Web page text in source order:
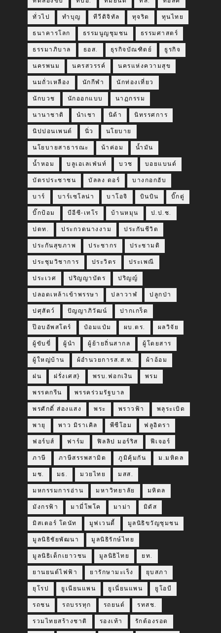
ทั่วไป ทำบุญ ทีวีดิจิทัล ทุจริต ทุนไทย
ธนาคารโลก ธรรมนูญชุมชน ธรรมศาสตร์
ธรรมาภิบาล ธอส. ธุรกิจบัณฑิตย์ ธูรกิจ
นครพนม นครสวรรค์ นครแห่งความสุข
นมถั่วเหลือง นักกีฬา นักท่องเที่ยว
นักบวช นักออกแบบ นาฏกรรม
นานาชาติ นำเชา นิด้า นิทรรศการ
นิปปอนเพนต์ นิ่ว นโยบาย
นโยบายสาธารณะ น้าค่อม น้ำมัน
น้ำหอม บลูเอเลเฟ่นท์ บวช บอยแบนด์
บัตรประชาชน บัลลง ดอร์ บางกอกฮับ
บาร์ บาร์เซโลน่า บาโอจิ บินบิน บิ๊กตู่
บิ๊กป้อม บีอีซี-เทโร บ้านหมุน ป.ป.ช.
ปตท. ประกวดนางงาม ประกันชีวิต
ประกันสุขภาพ ประชากร ประชามติ
ประชุมวิชาการ ประวิตร ประเพณี
ประเวศ ปริญญาบัตร ปริญญ์
ปลอดเหล้าเข้าพรรษา ปลาวาฬ ปลูกป่า
ปศุสัตว์ ปัญญาภิวัฒน์ ปากเกร็ด
ป๊อบอัพสโตร์ ป๋อมแป๋ม ผบ.ตร. ผลวิจัย
ผู้ขับขี่ ผู้นำ ผู้ย้ายถิ่นสากล ผู้โดยสาร
ผู้ใหญ่บ้าน ผ้อำนวยการส.ส.ท. ผ้าอ้อม
ฝน ฝรั่งเศส} พรบ.ฟอกเงิน พรม
พรรคกรีน พรรคร่วมรัฐบาล
พรศักดิ์ ส่องแสง พระ พราวฟ้า พลุระเบิด
พายุ พาว มิราเคิล พีซีโฮม ฟลูอิดรา
ฟอร์บส์ ฟาร์ม ฟิลลิป มอร์ริส ฟีเจอร์
ภาษี ภาษีสรรพสามิต ภูมิคุ้มกัน ม.มหิดล
มช. มธ. มวยไทย มสส.
มหกรรมการอ่าน มหาวิทยาลัย มหิดล
มังกรฟ้า มามี่โพโค มาม่า มิดัส
มิสเตอร์ โดนัท มูฟเวนดี้ มูลนิธิขวัญชุมชน
มูลนิธิชัยพัฒนา มูลนิธิรักษ์ไทย
มูลนิธิเด็กเยาวชน มูลนิธิไทย ยท.
ยานยนต์ไฟฟ้า ยารักษามะเร็ง ยุบสภา
ยุโรป ยูเนียนแพน ยูเนี่ยนแพน ยูโอบี
รถชน รถบรรทุก รถยนต์ รทสช.
รวมไทยสร้างชาติ รองเท้า รักต้องรอด